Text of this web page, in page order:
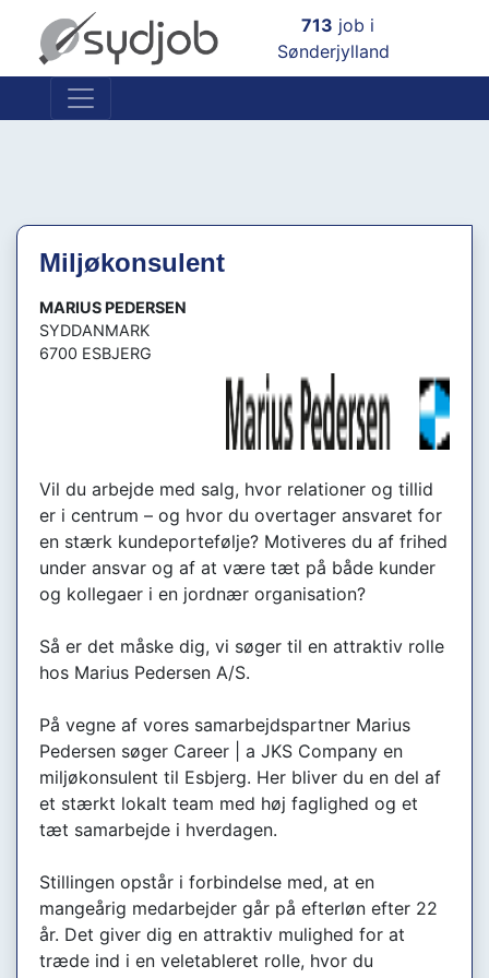
713 job i
Sønderjylland
Miljøkonsulent
MARIUS PEDERSEN
SYDDANMARK
6700 ESBJERG
Vil du arbejde med salg, hvor relationer og tillid
er i centrum – og hvor du overtager ansvaret for
en stærk kundeportefølje? Motiveres du af frihed
under ansvar og af at være tæt på både kunder
og kollegaer i en jordnær organisation?
Så er det måske dig, vi søger til en attraktiv rolle
hos Marius Pedersen A/S.
På vegne af vores samarbejdspartner Marius
Pedersen søger Career | a JKS Company en
miljøkonsulent til Esbjerg. Her bliver du en del af
et stærkt lokalt team med høj faglighed og et
tæt samarbejde i hverdagen.
Stillingen opstår i forbindelse med, at en
mangeårig medarbejder går på efterløn efter 22
år. Det giver dig en attraktiv mulighed for at
træde ind i en veletableret rolle, hvor du